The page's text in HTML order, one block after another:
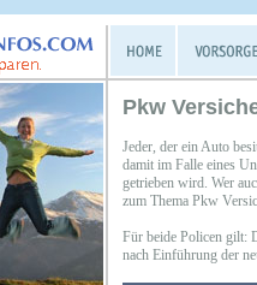
Pkw
Jeder, der ein Auto
damit im Falle eines
getrieben wird. Wer
zum Thema Pkw
Für beide Policen gilt:
nach Einführung der